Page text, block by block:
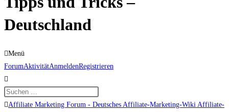
Deutschland
Menü
Forum-
Navigation
ForumAktivitätAnmeldenRegistrieren
Forum-
Affiliate Marketing Forum - Deutsches Affiliate-Marketing-Wiki Affiliate-